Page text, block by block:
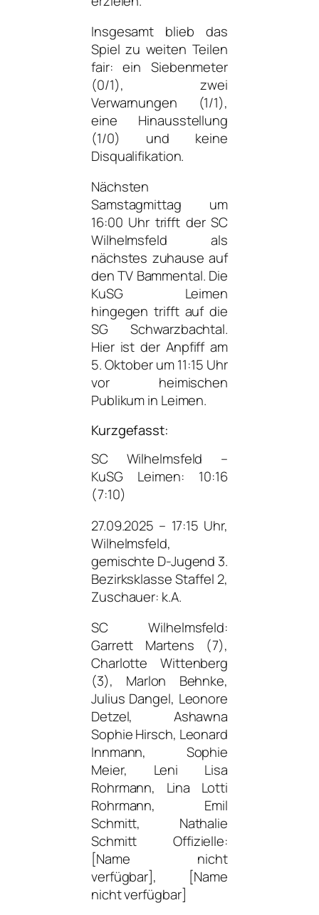
Insgesamt blieb das
Spiel zu weiten Teilen
fair: ein Siebenmeter
(0/1), zwei
Verwarnungen (1/1),
eine Hinausstellung
(1/0) und keine
Disqualifikation.
Nächsten
Samstagmittag um
16:00 Uhr trifft der SC
Wilhelmsfeld als
nächstes zuhause auf
den TV Bammental. Die
KuSG Leimen
hingegen trifft auf die
SG Schwarzbachtal.
Hier ist der Anpfiff am
5. Oktober um 11:15 Uhr
vor heimischen
Publikum in Leimen.
Kurzgefasst:
SC Wilhelmsfeld –
KuSG Leimen: 10:16
(7:10)
27.09.2025 – 17:15 Uhr,
Wilhelmsfeld,
gemischte D-Jugend 3.
Bezirksklasse Staffel 2,
Zuschauer: k.A.
SC Wilhelmsfeld:
Garrett Martens (7),
Charlotte Wittenberg
(3), Marlon Behnke,
Julius Dangel, Leonore
Detzel, Ashawna
Sophie Hirsch, Leonard
Innmann, Sophie
Meier, Leni Lisa
Rohrmann, Lina Lotti
Rohrmann, Emil
Schmitt, Nathalie
Schmitt Offizielle:
[Name nicht
verfügbar], [Name
nicht verfügbar]